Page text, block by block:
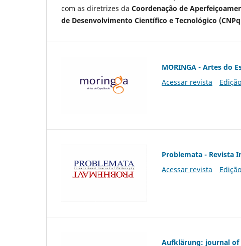
com as diretrizes daCoordenação de
de Desenvolvimento Científico e Tecnológico
MORINGA - Artes do
Acessar revista
Problemata - Revista
Acessar revista
Aufklärung: journal of